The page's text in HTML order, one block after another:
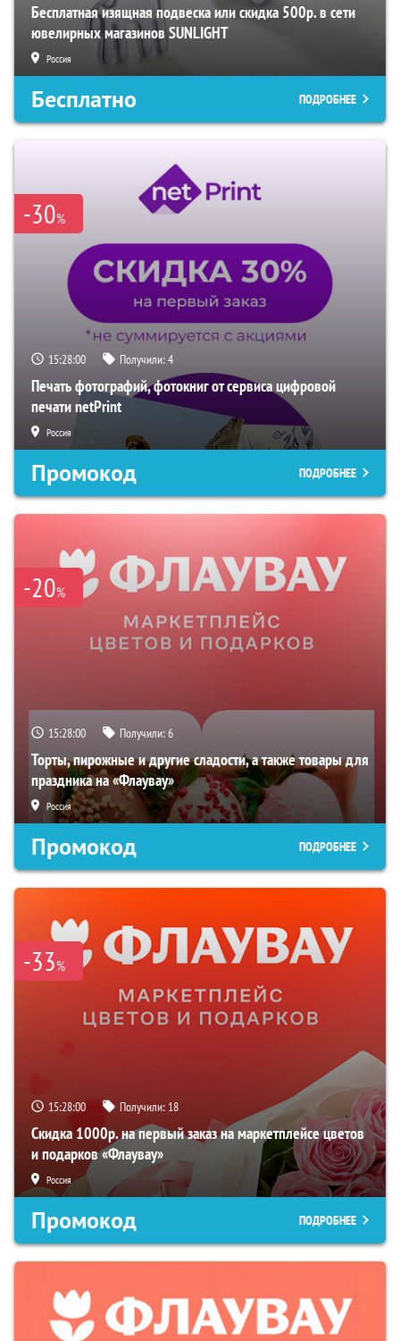
Бесплатная изящная подвеска или скидка 500р. в сети
ювелирных магазинов SUNLIGHT
Россия
Бесплатно ПОДРОБНЕЕ
-30%
15:27:59 Получили:4
Печать фотографий, фотокниг от сервиса цифровой
печати netPrint
Россия
Промокод ПОДРОБНЕЕ
-20%
15:27:59 Получили:6
Торты, пирожные и другие сладости, а также товары для
праздника на «Флаувау»
Россия
Промокод ПОДРОБНЕЕ
-33%
15:27:59 Получили: 18
Скидка 1000р. на первый заказ на маркетплейсе цветов
и подарков «Флаувау»
Россия
Промокод ПОДРОБНЕЕ